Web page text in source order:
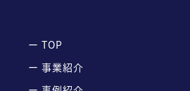
ー TOP
ー 事業紹介